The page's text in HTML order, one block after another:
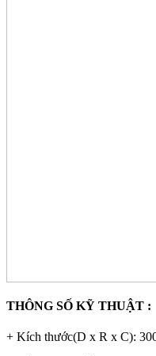
THÔNG SỐ KỸ THUẬT :
+ Kích thước(D x R x C):